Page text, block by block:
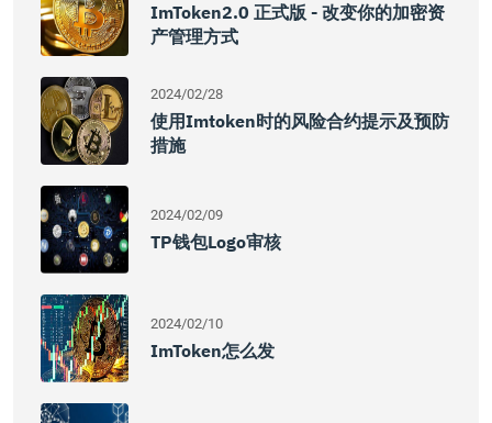
ImToken2.0 正式版 - 改变你的加密资
产管理方式
2024/02/28
使用imtoken时的风险合约提示及预防
措施
2024/02/09
TP钱包Logo审核
2024/02/10
ImToken怎么发